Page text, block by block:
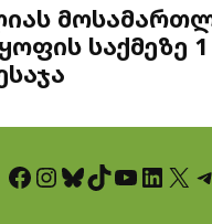
საქმეზე
Facebook InstagramBluesky TikTok YouTube LinkedIn X Telegram